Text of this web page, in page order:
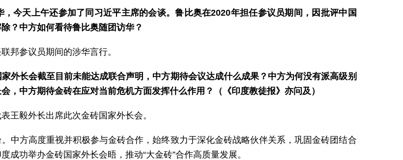
今天上午还参加了同习近平主席的会谈。鲁比奥在2020年担任参议员期间，因批评中国
？中方如何看待鲁比奥随团访华？
邦参议员期间的涉华言行。
外长会截至目前未能达成联合声明，中方期待会议达成什么成果？中方为何没有派高级别
，中方期待金砖在应对当前危机方面发挥什么作用？（《印度教徒报》亦问及）
王毅外长出席此次金砖国家外长会。
中方高度重视并积极参与金砖合作，始终致力于深化金砖战略伙伴关系，巩固金砖团结合
功举办金砖国家外长会晤，推动“大金砖”合作高质量发展。